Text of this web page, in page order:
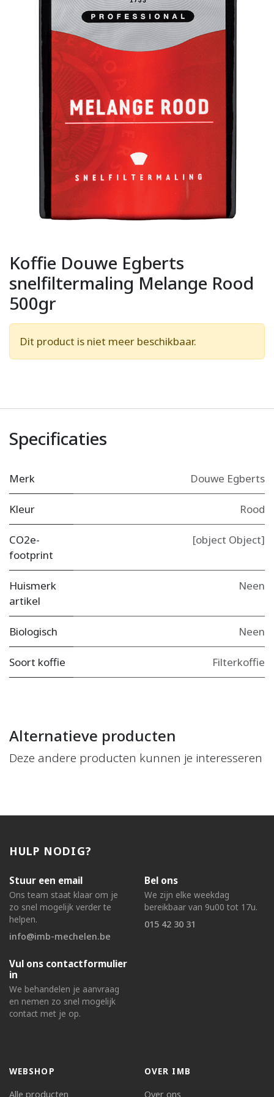
Koffie Douwe Egberts
snelfiltermaling Melange Rood
500gr
Dit product is niet meer beschikbaar.
Specificaties
Merk Douwe Egberts
Kleur Rood
CO2e-
footprint
[object Object]
Huismerk
artikel
Neen
Biologisch Neen
Soort koffie Filterkoffie
Alternatieve producten
Deze andere producten kunnen je interesseren
HULP NODIG?
Stuur een email
Ons team staat klaar om je
zo snel mogelijk verder te
helpen.
info@imb-mechelen.be
Bel ons
We zijn elke weekdag
bereikbaar van 9u00 tot 17u.
015 42 30 31
Vul ons contactformulier
in
We behandelen je aanvraag
en nemen zo snel mogelijk
contact met je op.
WEBSHOP
Alle producten
OVER IMB
Over ons